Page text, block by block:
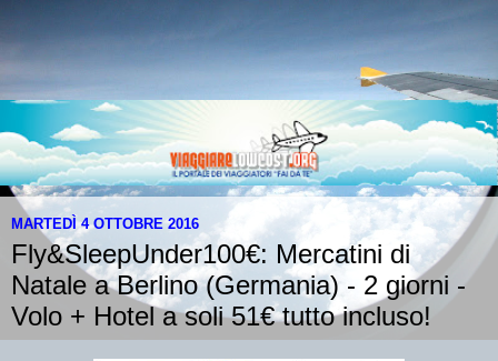
MARTEDÌ 4 OTTOBRE 2016
Fly&SleepUnder100€: Mercatini di
Natale a Berlino (Germania) - 2 giorni -
Volo + Hotel a soli 51€ tutto incluso!